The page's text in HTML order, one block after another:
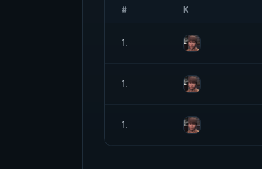
# K
1.
1.
1.